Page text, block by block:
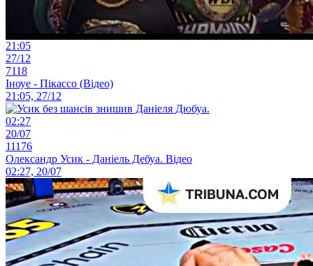
21:05
27/12
7118
Іноуе - Пікассо (Відео)
21:05, 27/12
02:27
20/07
11176
Олександр Усик - Даніель Дебуа. Відео
02:27, 20/07